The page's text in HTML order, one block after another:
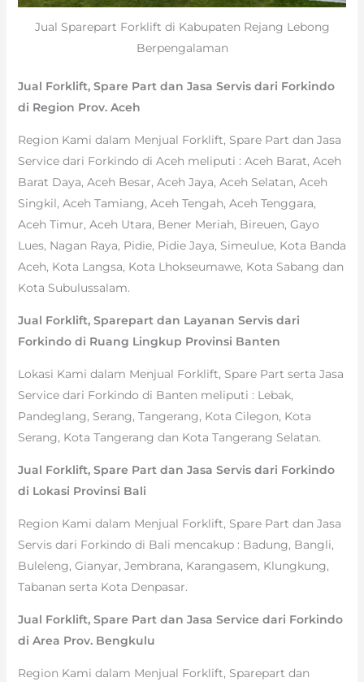
Jual Sparepart Forklift di Kabupaten Rejang Lebong
Berpengalaman
Jual Forklift, Spare Part dan Jasa Servis dari Forkindo
di Region Prov. Aceh
Region Kami dalam Menjual Forklift, Spare Part dan Jasa
Service dari Forkindo di Aceh meliputi : Aceh Barat, Aceh
Barat Daya, Aceh Besar, Aceh Jaya, Aceh Selatan, Aceh
Singkil, Aceh Tamiang, Aceh Tengah, Aceh Tenggara,
Aceh Timur, Aceh Utara, Bener Meriah, Bireuen, Gayo
Lues, Nagan Raya, Pidie, Pidie Jaya, Simeulue, Kota Banda
Aceh, Kota Langsa, Kota Lhokseumawe, Kota Sabang dan
Kota Subulussalam.
Jual Forklift, Sparepart dan Layanan Servis dari
Forkindo di Ruang Lingkup Provinsi Banten
Lokasi Kami dalam Menjual Forklift, Spare Part serta Jasa
Service dari Forkindo di Banten meliputi : Lebak,
Pandeglang, Serang, Tangerang, Kota Cilegon, Kota
Serang, Kota Tangerang dan Kota Tangerang Selatan.
Jual Forklift, Spare Part dan Jasa Servis dari Forkindo
di Lokasi Provinsi Bali
Region Kami dalam Menjual Forklift, Spare Part dan Jasa
Servis dari Forkindo di Bali mencakup : Badung, Bangli,
Buleleng, Gianyar, Jembrana, Karangasem, Klungkung,
Tabanan serta Kota Denpasar.
Jual Forklift, Spare Part dan Jasa Service dari Forkindo
di Area Prov. Bengkulu
Region Kami dalam Menjual Forklift, Sparepart dan